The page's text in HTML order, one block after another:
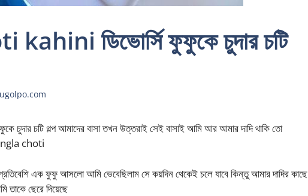
ডিভোর্সি ফুফুকে চুদার চটি
চটি গল্প আমাদের বাসা তখন উত্তরাই সেই বাসাই আমি আর আমার দাদি থাকি তো
choti
এক ফুফু আসলো আমি ভেবেছিলাম সে কয়দিন থেকেই চলে যাবে কিন্তু আমার দাদির কাছে
তাকে ছেরে দিয়েছে